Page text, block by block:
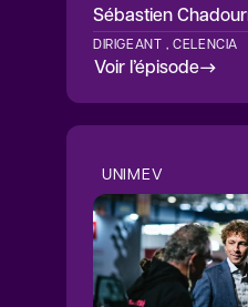
Sébastien
DIRIGEANT , CELENCIA
Voir l’épisode
UNIMEV